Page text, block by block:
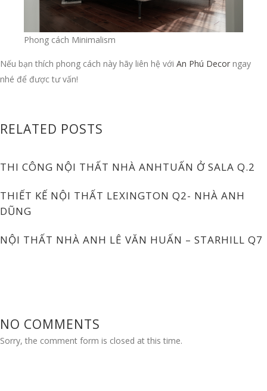
Phong cách Minimalism
Nếu bạn thích phong cách này hãy liên hệ với An Phú Decor ngay
nhé để được tư vấn!
RELATED POSTS
THI CÔNG NỘI THẤT NHÀ ANHTUẤN Ở SALA Q.2
THIẾT KẾ NỘI THẤT LEXINGTON Q2- NHÀ ANH
DŨNG
NỘI THẤT NHÀ ANH LÊ VĂN HUẤN – STARHILL Q7
NO COMMENTS
Sorry, the comment form is closed at this time.